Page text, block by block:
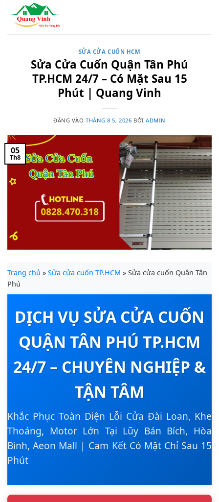
qua
SỬA CỬA CUỐN HCM
Sửa Cửa Cuốn Quận Tân Phú
TP.HCM 24/7 – Có Mặt Sau 15
Phút | Quang Vinh
ĐĂNG VÀO THÁNG 8 5, 2026 BỞIADMIN
05
Th8
Trang chủ » Sửa cửa cuốn TP.HCM » Sửa cửa cuốn Quận Tân
Phú
DỊCH VỤ SỬA CỬA CUỐN
QUẬN TÂN PHÚ TP.HCM
24/7 – CHUYÊN NGHIỆP &
TẬN TÂM
Khắc Phục Toàn Diện Lỗi Cửa Đài Loan, Khe
Thoáng, Motor Lớn Tại Lũy Bán Bích, Hòa
Bình, Aeon Mall | Cam Kết Có Mặt Chỉ Sau 15
Phút